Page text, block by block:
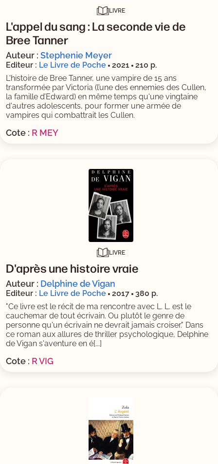
LIVRE
L'appel du sang : La seconde vie de
Bree Tanner
Auteur : Stephenie Meyer
Editeur : Le Livre de Poche 2021
210 p.
L'histoire de Bree Tanner, une vampire de 15 ans
transformée par Victoria (l’une des ennemies des Cullen,
la famille d’Edward) en même temps qu'une vingtaine
d'autres adolescents, pour former une armée de
vampires qui combattrait les Cullen.
Cote : R MEY
LIVRE
D'après une histoire vraie
Auteur : Delphine de Vigan
Editeur : Le Livre de Poche 2017
380 p.
"Ce livre est le récit de ma rencontre avec L. L. est le
cauchemar de tout écrivain. Ou plutôt le genre de
personne qu'un écrivain ne devrait jamais croiser." Dans
ce roman aux allures de thriller psychologique, Delphine
de Vigan s'aventure en é[...]
Cote : R VIG